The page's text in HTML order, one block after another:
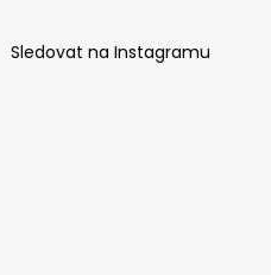
Sledovat na Instagramu